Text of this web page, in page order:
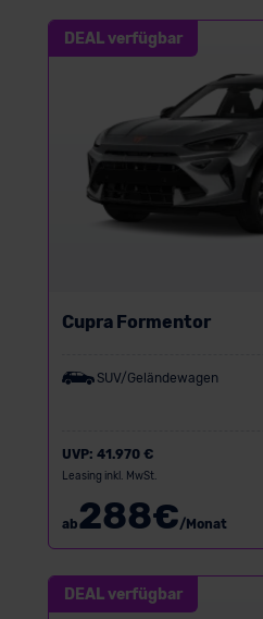
DEAL verfügbar
Cupra Formentor
SUV/Geländewagen
UVP: 41.970 €
Leasing inkl. MwSt.
ab288€/Monat
DEAL verfügbar